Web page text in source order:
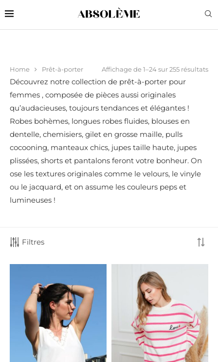
Home Prêt-à-porter Affichage de 1–24 sur 255 résultats
Découvrez notre collection de prêt-à-porter pour
femmes , composée de pièces aussi originales
qu’audacieuses, toujours tendances et élégantes !
Robes bohèmes, longues robes fluides, blouses en
dentelle, chemisiers, gilet en grosse maille, pulls
cocooning, manteaux chics, jupes taille haute, jupes
plissées, shorts et pantalons feront votre bonheur. On
ose les textures originales comme le velours, le vinyle
ou le jacquard, et on assume les couleurs peps et
lumineuses !
Filtres